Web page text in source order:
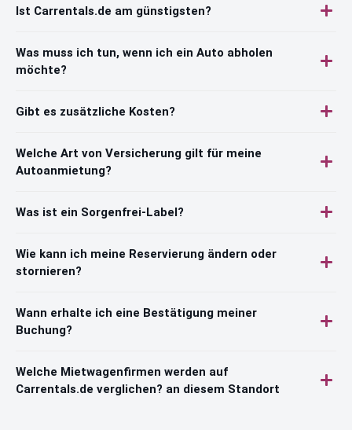
Ist Carrentals.de am günstigsten?
Was muss ich tun, wenn ich ein Auto abholen
möchte?
Gibt es zusätzliche Kosten?
Welche Art von Versicherung gilt für meine
Autoanmietung?
Was ist ein Sorgenfrei-Label?
Wie kann ich meine Reservierung ändern oder
stornieren?
Wann erhalte ich eine Bestätigung meiner
Buchung?
Welche Mietwagenfirmen werden auf
Carrentals.de verglichen? an diesem Standort